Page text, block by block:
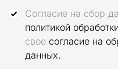
Согласие на сбор
политикой
свое согласие на
данных.